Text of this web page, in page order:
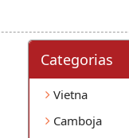
Categorias
Vietna
Camboja